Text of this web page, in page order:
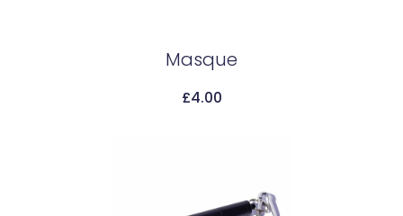
Add To Cart
Masque
£4.00